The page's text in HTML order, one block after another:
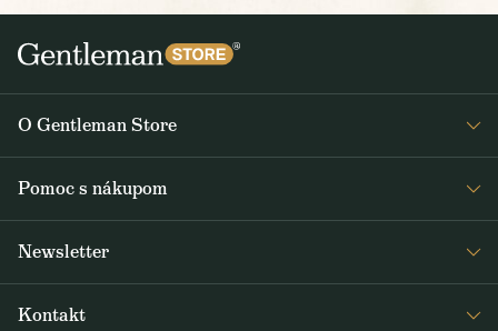
O Gentleman Store
Journal
Pomoc s nákupom
Obchodné podmienky
Newsletter
a špeciálnych ponukách. Posielame ich 2-3x týždenne.
Kontakt